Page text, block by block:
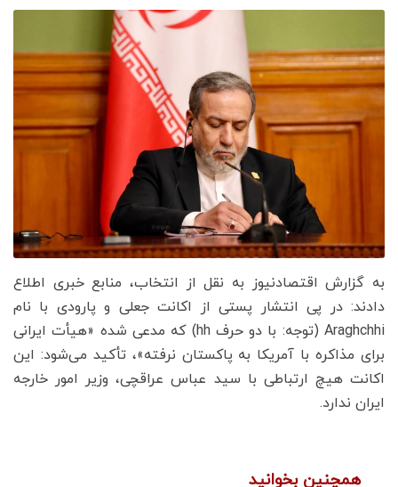
به گزارش اقتصادنیوز به نقل از انتخاب، منابع خبری اطلاع
دادند: در پی انتشار پستی از اکانت جعلی و پارودی با نام
Araghchhi (توجه: با دو حرف hh) که مدعی شده «هیأت ایرانی
برای مذاکره با آمریکا به پاکستان نرفته»، تأکید می‌شود: این
اکانت هیچ ارتباطی با سید عباس عراقچی، وزیر امور خارجه
ایران ندارد.
همچنین بخوانید